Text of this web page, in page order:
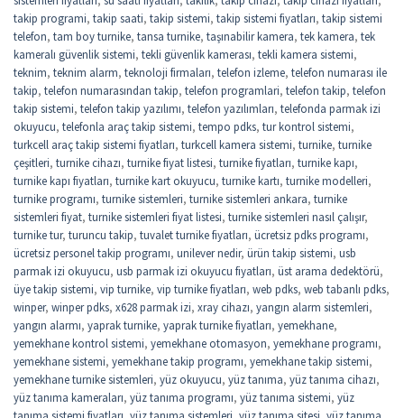
takip programi, takip saati, takip sistemi, takip sistemi fiyatları, takip sistemi
telefon, tam boy turnike, tansa turnike, taşınabilir kamera, tek kamera, tek
kameralı güvenlik sistemi, tekli güvenlik kamerası, tekli kamera sistemi,
teknim, teknim alarm, teknoloji firmaları, telefon izleme, telefon numarası ile
takip, telefon numarasından takip, telefon programlari, telefon takip, telefon
takip sistemi, telefon takip yazılımı, telefon yazılımları, telefonda parmak izi
okuyucu, telefonla araç takip sistemi, tempo pdks, tur kontrol sistemi,
turkcell araç takip sistemi fiyatları, turkcell kamera sistemi, turnike, turnike
çeşitleri, turnike cihazı, turnike fiyat listesi, turnike fiyatları, turnike kapı,
turnike kapı fiyatları, turnike kart okuyucu, turnike kartı, turnike modelleri,
turnike programı, turnike sistemleri, turnike sistemleri ankara, turnike
sistemleri fiyat, turnike sistemleri fiyat listesi, turnike sistemleri nasıl çalışır,
turnike tur, turuncu takip, tuvalet turnike fiyatları, ücretsiz pdks programı,
ücretsiz personel takip programı, unilever nedir, ürün takip sistemi, usb
parmak izi okuyucu, usb parmak izi okuyucu fiyatları, üst arama dedektörü,
üye takip sistemi, vip turnike, vip turnike fiyatları, web pdks, web tabanlı pdks,
winper, winper pdks, x628 parmak izi, xray cihazı, yangın alarm sistemleri,
yangın alarmı, yaprak turnike, yaprak turnike fiyatları, yemekhane,
yemekhane kontrol sistemi, yemekhane otomasyon, yemekhane programı,
yemekhane sistemi, yemekhane takip programı, yemekhane takip sistemi,
yemekhane turnike sistemleri, yüz okuyucu, yüz tanıma, yüz tanıma cihazı,
yüz tanıma kameraları, yüz tanıma programı, yüz tanıma sistemi, yüz